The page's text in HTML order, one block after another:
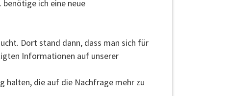
ich eine neue
Dort stand dann, dass man sich für
Informationen auf unserer
halten, die auf die Nachfrage mehr zu